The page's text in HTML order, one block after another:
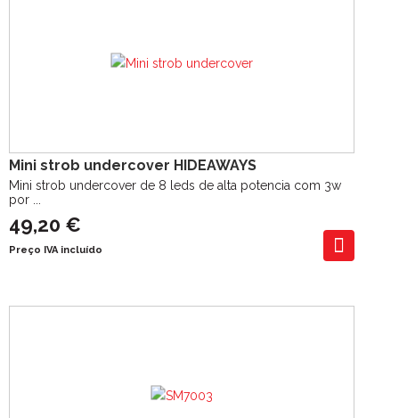
Mini strob undercover HIDEAWAYS
Mini strob undercover de 8 leds de alta potencia com 3w
por ...
49,20 €
Preço IVA incluído